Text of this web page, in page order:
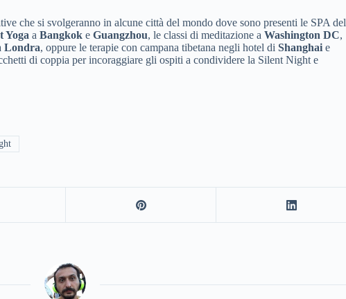
che si svolgeranno in alcune città del mondo dove sono presenti le SPA del
Yoga a Bangkok e Guangzhou, le classi di meditazione a Washington DC,
Londra, oppure le terapie con campana tibetana negli hotel di Shanghai e
di coppia per incoraggiare gli ospiti a condividere la Silent Night e